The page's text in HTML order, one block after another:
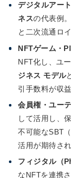
デジタルアー
ネスの代表例
と二次流通ロ
NFTゲーム・
NFT化し、ユ
ジネス モデル
引手数料が収
会員権・ユー
して活用し、
不可能なSBT
活用が期待され
フィジタル（
なNFTを連携